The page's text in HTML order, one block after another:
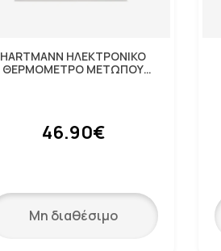
HARTMANN ΗΛΕΚΤΡΟΝΙΚΟ
ΘΕΡΜΟΜΕΤΡΟ ΜΕΤΩΠΟΥ
46.90€
Μη διαθέσιμο